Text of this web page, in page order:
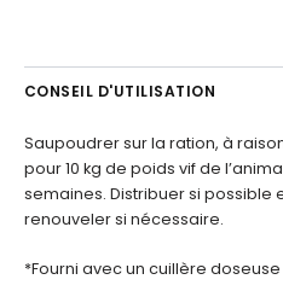
CONSEIL D'UTILISATION
Saupoudrer sur la ration, à
pour 10 kg de poids vif de
semaines. Distribuer si possible
renouveler si nécessaire.
*Fourni avec un cuillère doseuse